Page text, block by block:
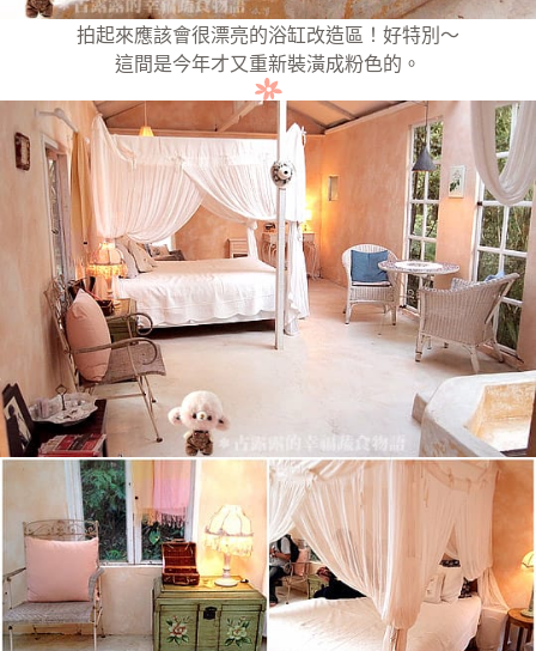
拍起來應該會很漂亮的浴缸改造區！好特別～
這間是今年才又重新裝潢成粉色的。